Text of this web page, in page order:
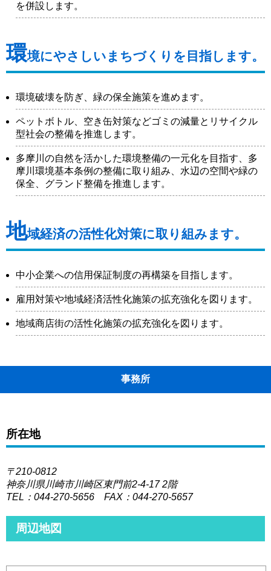
を併設します。
環境にやさしいまちづくりを目指します。
環境破壊を防ぎ、緑の保全施策を進めます。
ペットボトル、空き缶対策などゴミの減量とリサイクル
型社会の整備を推進します。
多摩川の自然を活かした環境整備の一元化を目指す、多
摩川環境基本条例の整備に取り組み、水辺の空間や緑の
保全、グランド整備を推進します。
地域経済の活性化対策に取り組みます。
中小企業への信用保証制度の再構築を目指します。
雇用対策や地域経済活性化施策の拡充強化を図ります。
地域商店街の活性化施策の拡充強化を図ります。
事務所
所在地
〒210-0812
神奈川県川崎市川崎区東門前2-4-17 2階
TEL：044-270-5656 FAX：044-270-5657
周辺地図